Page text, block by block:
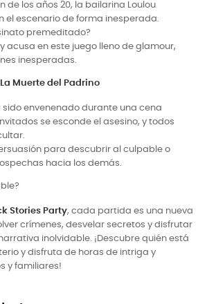
de los años 20, la bailarina Loulou
el escenario de forma inesperada.
premeditado?
acusa en este juego lleno de glamour,
inesperadas.
Muerte del Padrino
sido envenenado durante una cena
se esconde el asesino, y todos
para descubrir al culpable o
hacia los demás.
Stories Party, cada partida es una nueva
crímenes, desvelar secretos y disfrutar
inolvidable. ¡Descubre quién está
y disfruta de horas de intriga y
y familiares!